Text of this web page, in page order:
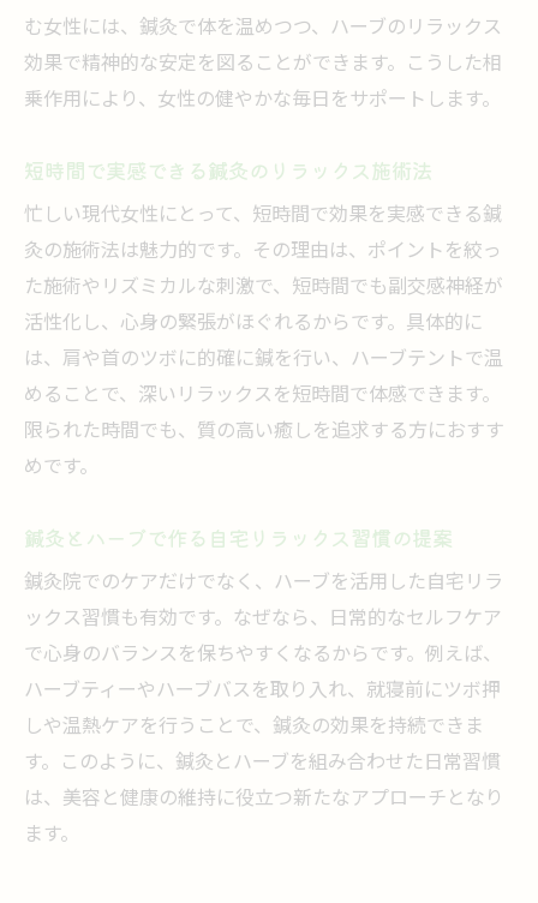
む女性には、鍼灸で体を温めつつ、ハーブのリラックス
効果で精神的な安定を図ることができます。こうした相
乗作用により、女性の健やかな毎日をサポートします。
短時間で実感できる鍼灸のリラックス施術法
忙しい現代女性にとって、短時間で効果を実感できる鍼
灸の施術法は魅力的です。その理由は、ポイントを絞っ
た施術やリズミカルな刺激で、短時間でも副交感神経が
活性化し、心身の緊張がほぐれるからです。具体的に
は、肩や首のツボに的確に鍼を行い、ハーブテントで温
めることで、深いリラックスを短時間で体感できます。
限られた時間でも、質の高い癒しを追求する方におすす
めです。
鍼灸とハーブで作る自宅リラックス習慣の提案
鍼灸院でのケアだけでなく、ハーブを活用した自宅リラ
ックス習慣も有効です。なぜなら、日常的なセルフケア
で心身のバランスを保ちやすくなるからです。例えば、
ハーブティーやハーブバスを取り入れ、就寝前にツボ押
しや温熱ケアを行うことで、鍼灸の効果を持続できま
す。このように、鍼灸とハーブを組み合わせた日常習慣
は、美容と健康の維持に役立つ新たなアプローチとなり
ます。